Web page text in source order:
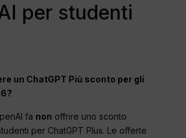
per studenti
un ChatGPT Più sconto per gli
fa non offrire uno sconto
per ChatGPT Plus. Le offerte